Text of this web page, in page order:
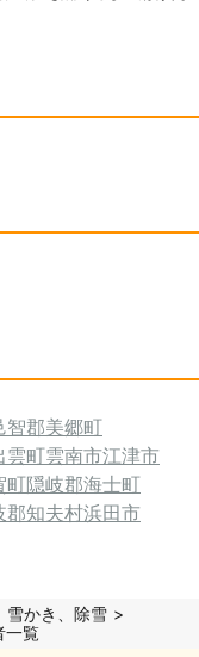
智郡美郷町
雲町雲南市江津市
町隠岐郡海士町
郡知夫村浜田市
雪かき、除雪
一覧